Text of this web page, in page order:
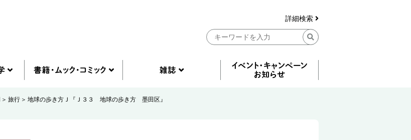
詳細検索
旅行 地球の歩き方Ｊ『Ｊ３３ 地球の歩き方 墨田区』